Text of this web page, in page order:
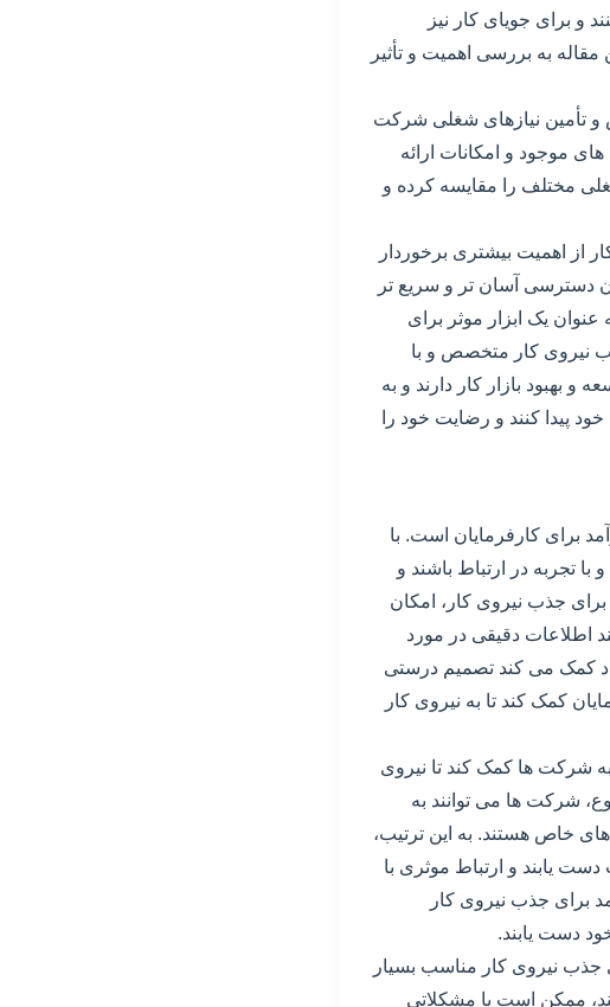
و برای جویای کار نیز
به بررسی اهمیت و تأثیر
و تأمین نیازهای شغلی شرکت
موجود و امکانات ارائه
مختلف را مقایسه کرده و
از اهمیت بیشتری برخوردار
دسترسی آسان تر و سریع تر
یک ابزار موثر برای
نیروی کار متخصص و با
بهبود بازار کار دارند و به
پیدا کنند و رضایت خود را
برای کارفرمایان است. با
تجربه در ارتباط باشند و
جذب نیروی کار، امکان
اطلاعات دقیقی در مورد
کمک می کند تصمیم درستی
کمک کند تا به نیروی کار
شرکت ها کمک کند تا نیروی
شرکت ها می توانند به
های خاص هستند. به این ترتیب،
یابند و ارتباط موثری با
برای جذب نیروی کار
دست یابند.
جذب نیروی کار مناسب بسیار
ممکن است با مشکلاتی